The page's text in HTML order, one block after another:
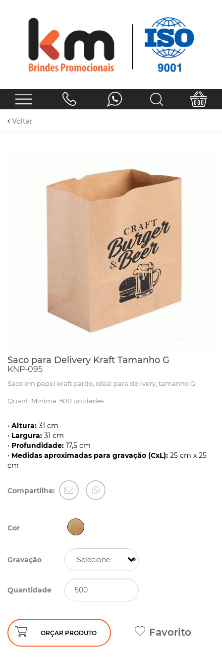
Voltar
Saco para Delivery Kraft Tamanho G
KNP-095
Saco em papel kraft pardo, ideal para delivery, tamanho G.
Quant. Mínima: 500 unidades
• Altura: 31 cm
• Largura: 31 cm
• Profundidade: 17,5 cm
• Medidas aproximadas para gravação (CxL): 25 cm x 25
cm
Compartilhe:
Cor
Gravação
Quantidade
ORÇAR PRODUTO Favorito